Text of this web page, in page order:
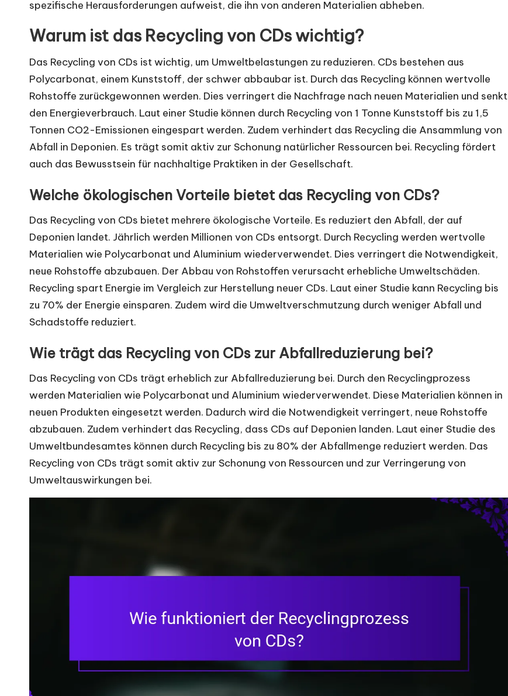
spezifische Herausforderungen aufweist, die ihn von anderen Materialien abheben.
Warum ist das Recycling von CDs wichtig?
Das Recycling von CDs ist wichtig, um Umweltbelastungen zu reduzieren. CDs bestehen aus
Polycarbonat, einem Kunststoff, der schwer abbaubar ist. Durch das Recycling können wertvolle
Rohstoffe zurückgewonnen werden. Dies verringert die Nachfrage nach neuen Materialien und senkt
den Energieverbrauch. Laut einer Studie können durch Recycling von 1 Tonne Kunststoff bis zu 1,5
Tonnen CO2-Emissionen eingespart werden. Zudem verhindert das Recycling die Ansammlung von
Abfall in Deponien. Es trägt somit aktiv zur Schonung natürlicher Ressourcen bei. Recycling fördert
auch das Bewusstsein für nachhaltige Praktiken in der Gesellschaft.
Welche ökologischen Vorteile bietet das Recycling von CDs?
Das Recycling von CDs bietet mehrere ökologische Vorteile. Es reduziert den Abfall, der auf
Deponien landet. Jährlich werden Millionen von CDs entsorgt. Durch Recycling werden wertvolle
Materialien wie Polycarbonat und Aluminium wiederverwendet. Dies verringert die Notwendigkeit,
neue Rohstoffe abzubauen. Der Abbau von Rohstoffen verursacht erhebliche Umweltschäden.
Recycling spart Energie im Vergleich zur Herstellung neuer CDs. Laut einer Studie kann Recycling bis
zu 70% der Energie einsparen. Zudem wird die Umweltverschmutzung durch weniger Abfall und
Schadstoffe reduziert.
Wie trägt das Recycling von CDs zur Abfallreduzierung bei?
Das Recycling von CDs trägt erheblich zur Abfallreduzierung bei. Durch den Recyclingprozess
werden Materialien wie Polycarbonat und Aluminium wiederverwendet. Diese Materialien können in
neuen Produkten eingesetzt werden. Dadurch wird die Notwendigkeit verringert, neue Rohstoffe
abzubauen. Zudem verhindert das Recycling, dass CDs auf Deponien landen. Laut einer Studie des
Umweltbundesamtes können durch Recycling bis zu 80% der Abfallmenge reduziert werden. Das
Recycling von CDs trägt somit aktiv zur Schonung von Ressourcen und zur Verringerung von
Umweltauswirkungen bei.